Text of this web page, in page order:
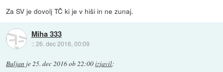
Za SV je dovolj TČ ki je v hiši in ne zunaj.
Miha 333
::26. dec 2016, 00:09
Buljan je 25. dec 2016 ob 22:00izjavil: